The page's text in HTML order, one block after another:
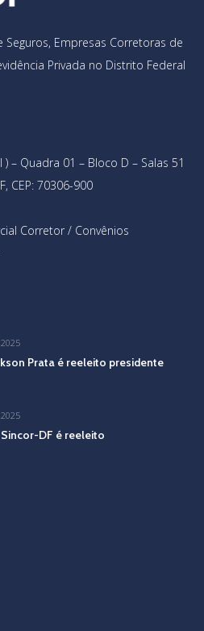
Empresas Corretoras de
Privada no Distrito Federal
) – Quadra 01 – Bloco D – Salas 51
CEP: 70306-900
Corretor / Convênios
Prata é reeleito presidente
DF é reeleito